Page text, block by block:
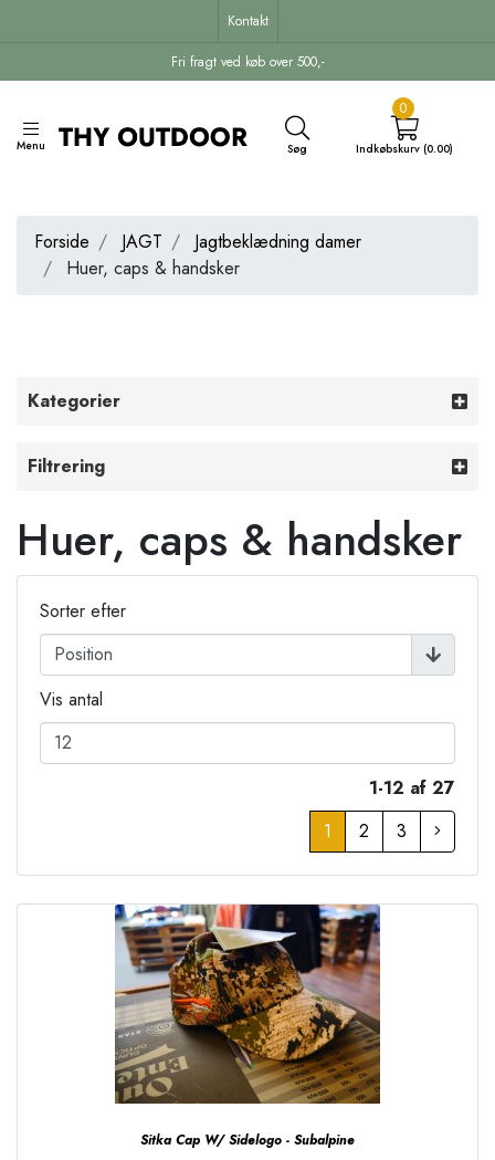
Fri fragt ved køb over 500,-
Kontakt
Menu Søg
0
Indkøbskurv (0.00)
Forside JAGT
Jagtbeklædning damer
Huer, caps & handsker
Kategorier
Filtrering
Huer, caps & handsker
Sorter efter
Vis antal
1-12 af 27
1
2 3
Sitka Cap W/ Sidelogo - Subalpine